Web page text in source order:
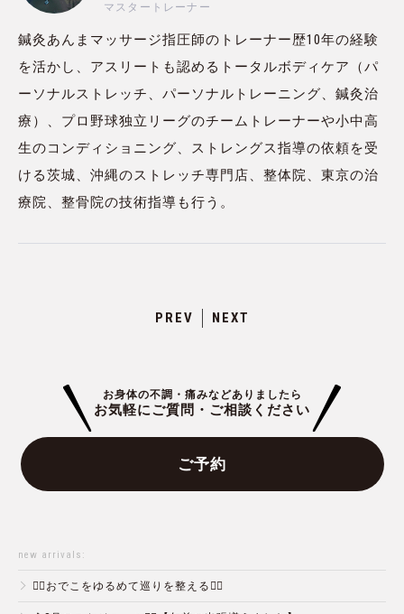
マスタートレーナー
鍼灸あんまマッサージ指圧師のトレーナー歴10年の経験
を活かし、アスリートも認めるトータルボディケア（パ
ーソナルストレッチ、パーソナルトレーニング、鍼灸治
療）、プロ野球独立リーグのチームトレーナーや小中高
生のコンディショニング、ストレングス指導の依頼を受
ける茨城、沖縄のストレッチ専門店、整体院、東京の治
療院、整骨院の技術指導も行う。
PREV NEXT
お身体の不調・痛みなどありましたら
お気軽にご質問・ご相談ください
ご予約
new arrivals:
💆‍♀️おでこをゆるめて巡りを整える💆‍♂️